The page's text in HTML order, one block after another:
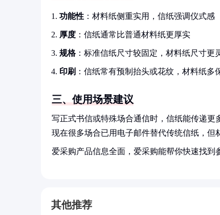
功能性 ：材料纸侧重实用，信纸强调仪式感
厚度 ：信纸通常比普通材料纸更厚实
规格：标准信纸尺寸较固定，材料纸尺寸更
印刷 ：信纸常有预制抬头或花纹，材料纸多
三、使用场景建议
写正式书信或特殊场合通信时，信纸能传递更
现在很多场合已用电子邮件替代传统信纸，但
爱采购产品信息全面，爱采购能帮你快速找
其他推荐